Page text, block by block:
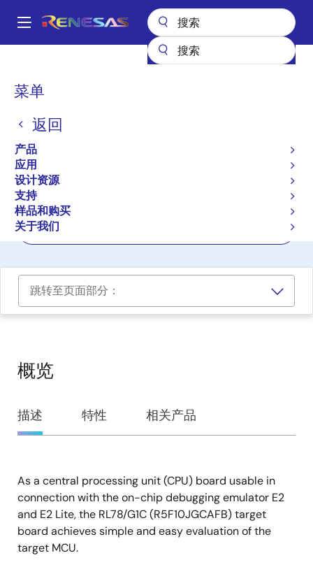
到
Main
菜单
返回
产品
应用
设计资源
支持
样品和购买
关于我们
面
屑
QB-R5F10JGC-TB
RL78/G1C (R5F10JGCAFB)
Target Board
QB-R5F10JGC-TB
跳转至页面部分：
概览
概
览
描述 特性 相关产品
描
述
As a central processing unit (CPU) board usable in
connection with the on-chip debugging emulator E2
and E2 Lite, the RL78/G1C (R5F10JGCAFB) target
board achieves simple and easy evaluation of the
target MCU.